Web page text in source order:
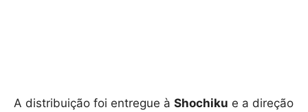
A distribuição foi entregue à Shochiku e a direção